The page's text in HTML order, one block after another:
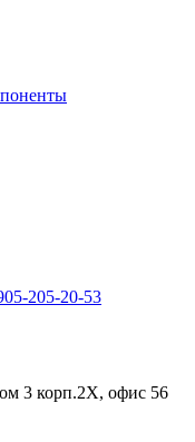
205-20-53
3 корп.2X, офис 56